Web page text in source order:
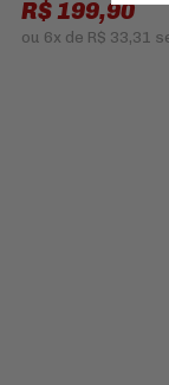
R$ 199,90
ou 6x de R$ 33,31